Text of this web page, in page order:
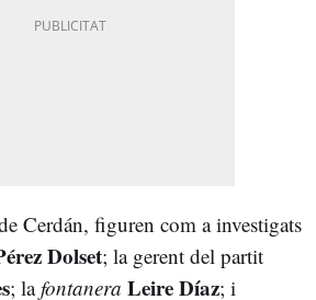
Cerdán, figuren com a investigats
Dolset; la gerent del partit
; lafontanera Leire Díaz; i